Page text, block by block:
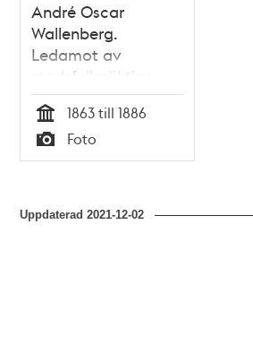
André Oscar
Wallenberg.
Ledamot av
stadsfullmäktige
1863-1886
Tid
1863 till 1886
Typ
Foto
Uppdaterad2021-12-02